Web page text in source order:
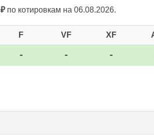
₽по котировкам на 06.08.2026.
F VF XF
- - -